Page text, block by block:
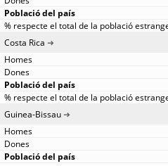
Costa Rica
Guinea-Bissau